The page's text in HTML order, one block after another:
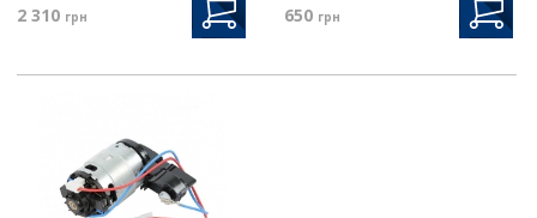
2 310 грн 650 грн